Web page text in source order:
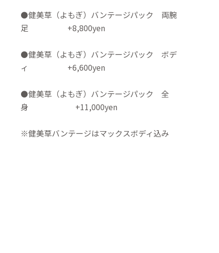
⚫️健美草（よもぎ）バンテージパック 両腕
足 +8,800yen
⚫️健美草（よもぎ）バンテージパック ボデ
ィ +6,600yen
⚫️健美草（よもぎ）バンテージパック 全
身 +11,000yen
※健美草バンテージはマックスボディ込み